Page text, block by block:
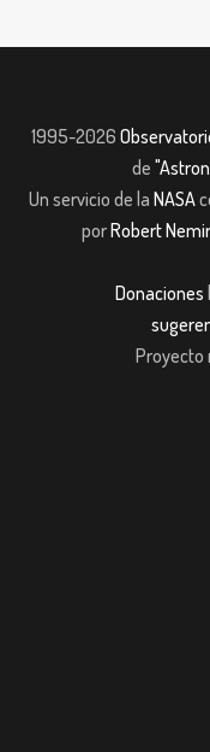
1995-2026
de
Un servicio de la NASA
porRobert
Donaciones
Proyecto